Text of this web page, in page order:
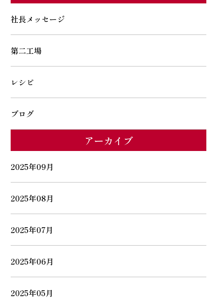
社長メッセージ
第二工場
レシピ
ブログ
アーカイブ
2025年09月
2025年08月
2025年07月
2025年06月
2025年05月